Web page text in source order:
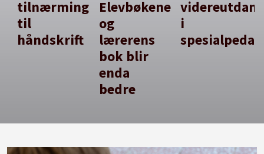
tilnærming
til
håndskrift
Elevbøkene
og
lærerens
bok blir
enda
bedre
i